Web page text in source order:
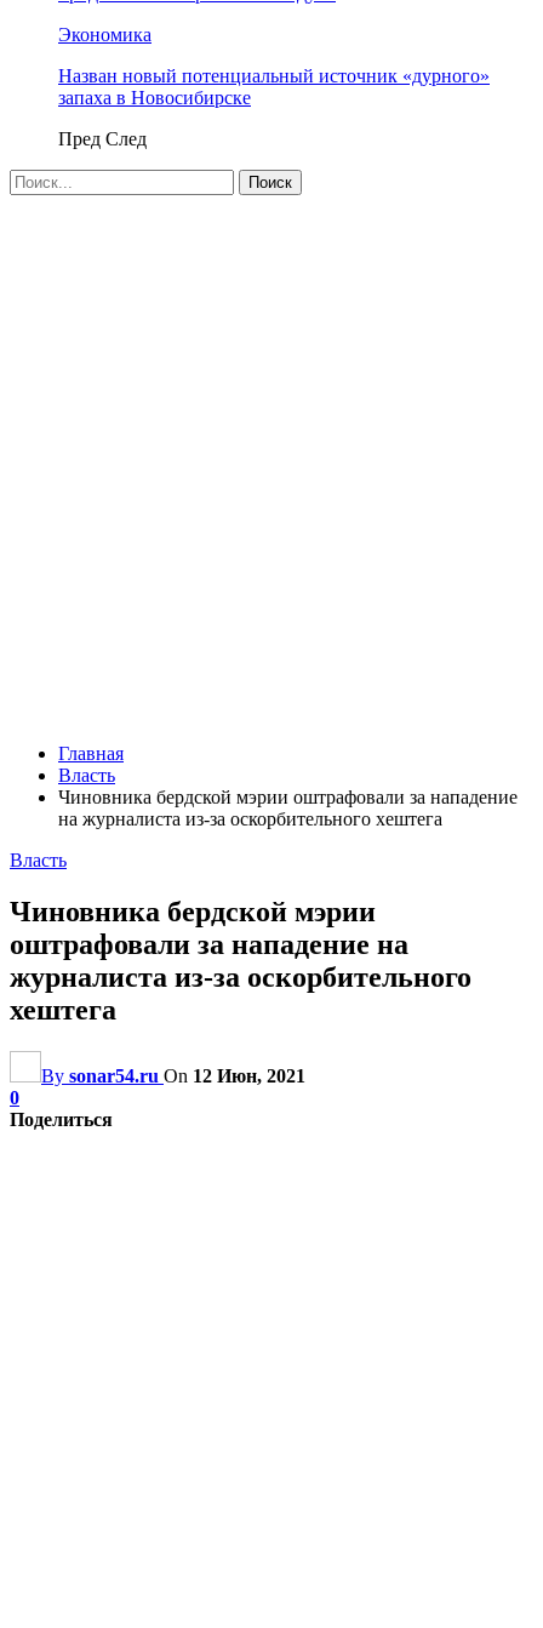
Экономика
Назван новый потенциальный источник «дурного»
запаха в Новосибирске
Пред След
Главная
Власть
Чиновника бердской мэрии оштрафовали за нападение
на журналиста из-за оскорбительного хештега
Власть
Чиновника бердской мэрии
оштрафовали за нападение на
журналиста из-за оскорбительного
хештега
By sonar54.ru On 12 Июн, 2021
0
Поделиться